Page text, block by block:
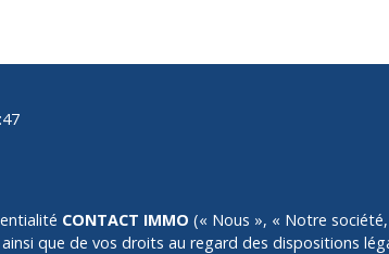
CONTACT IMMO (« Nous », « Notre
que de vos droits au regard des dispositions